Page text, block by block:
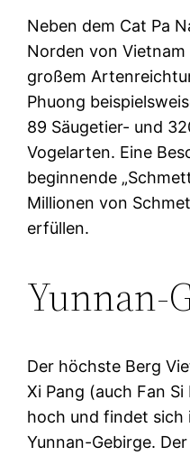
Neben dem Cat Pa
Norden von
großem
Phuong
89 Säugetier- und
Vogelarten. Eine
beginnende
Millionen von
erfüllen.
Yunnan-
Der höchste Berg
Xi Pang (auch Fan
hoch und findet sich
Yunnan-Gebirge.